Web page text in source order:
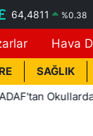
64,4811 %0.38
Hava
SAĞLIK
Okullarda Mescit